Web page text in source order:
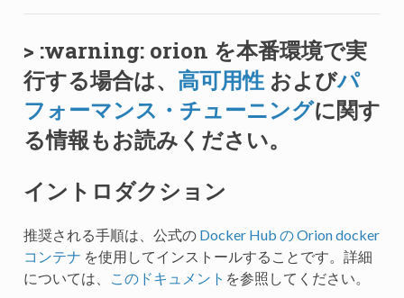
> :warning: orion を本番環境で実
行する場合は、 高可用性およびパ
フォーマンス・チューニングに関す
る情報もお読みください。
イントロダクション
推奨される手順は、公式の Docker Hub の Orion docker
コンテナ を使用してインストールすることです。詳細
については、
このドキュメント を参照してください。